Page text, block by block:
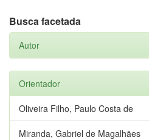
Busca facetada
Autor
Orientador
Oliveira Filho, Paulo Costa de
Miranda, Gabriel de Magalhães